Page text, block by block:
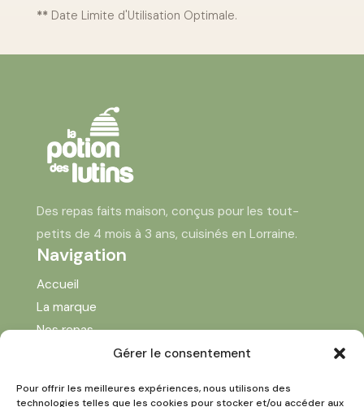
Gérer le consentement
Pour offrir les meilleures expériences, nous utilisons des
technologies telles que les cookies pour stocker et/ou accéder aux
** Date Limite d'Utilisation Optimale.
Des repas faits maison, conçus pour les tout-
petits de 4 mois à 3 ans, cuisinés en Lorraine.
Navigation
Accueil
La marque
Nos repas
Le Blog